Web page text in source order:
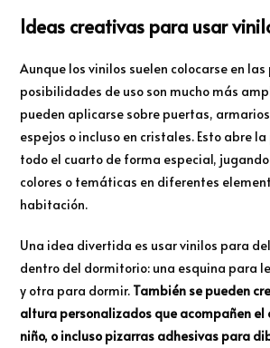
Ideas creativas para usar
Aunque los vinilos suelen colocarse en
posibilidades de uso son mucho más
pueden aplicarse sobre puertas,
espejos o incluso en cristales. Esto abre
todo el cuarto de forma especial,
colores o temáticas en diferentes
habitación.
Una idea divertida es usar vinilos para
dentro del dormitorio: una esquina para
y otra para dormir. También se pueden
altura personalizados que acompañen el
niño, o incluso pizarras adhesivas para